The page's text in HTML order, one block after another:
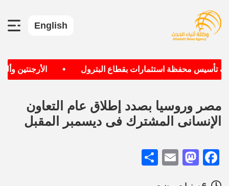
English
تأسيس محفظة استثمارات بقطاع البترول الأرجنتين
مصر وروسيا بصدد إطلاق عام التعاون
الإنسانى المشترك فى ديسمبر المقبل
Facebook
Mastodon
Email